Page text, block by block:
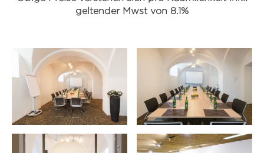
geltender Mwst von 8.1%